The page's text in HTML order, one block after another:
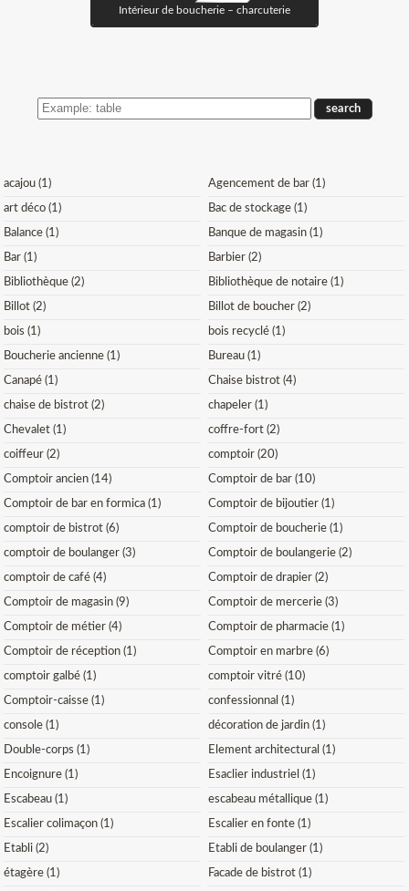
Intérieur de boucherie – charcuterie
SEARCH
STOCK
acajou (1) Agencement de bar (1)
art déco (1) Bac de stockage (1)
Balance (1) Banque de magasin (1)
Bar (1) Barbier (2)
Bibliothèque (2) Bibliothèque de notaire (1)
Billot (2) Billot de boucher (2)
bois (1) bois recyclé (1)
Boucherie ancienne (1) Bureau (1)
Canapé (1) Chaise bistrot (4)
chaise de bistrot (2) chapeler (1)
Chevalet (1) coffre-fort (2)
coiffeur (2) comptoir (20)
Comptoir ancien (14) Comptoir de bar (10)
Comptoir de bar en formica (1) Comptoir de bijoutier (1)
comptoir de bistrot (6) Comptoir de boucherie (1)
comptoir de boulanger (3) Comptoir de boulangerie (2)
comptoir de café (4) Comptoir de drapier (2)
Comptoir de magasin (9) Comptoir de mercerie (3)
Comptoir de métier (4) Comptoir de pharmacie (1)
Comptoir de réception (1) Comptoir en marbre (6)
comptoir galbé (1) comptoir vitré (10)
Comptoir-caisse (1) confessionnal (1)
console (1) décoration de jardin (1)
Double-corps (1) Element architectural (1)
Encoignure (1) Esaclier industriel (1)
Escabeau (1) escabeau métallique (1)
Escalier colimaçon (1) Escalier en fonte (1)
Etabli (2) Etabli de boulanger (1)
étagère (1) Facade de bistrot (1)